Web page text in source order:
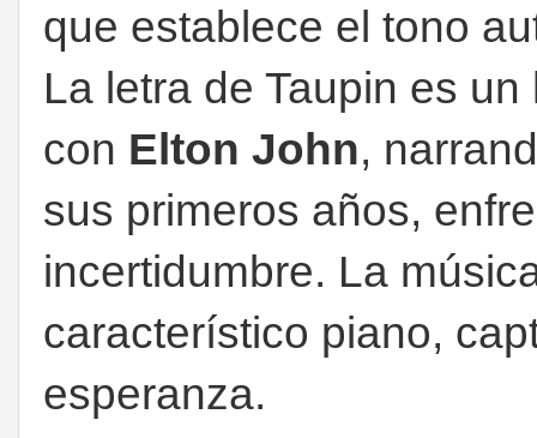
que establece el tono
La letra de Taupin es
con Elton John,
sus primeros años,
incertidumbre. La
característico piano,
esperanza.